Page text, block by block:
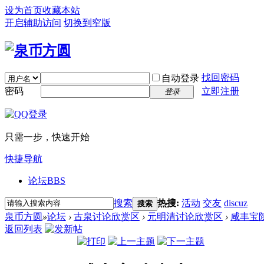
设为首页收藏本站
开启辅助访问 切换到窄版
自动登录 找回密码
密码
登录 立即注册
只需一步，快速开始
快捷导航
论坛BBS
搜索 搜索 热搜: 活动 交友 discuz
泉币方圆 »论坛 › 古泉讨论欣赏区 › 元明清讨论欣赏区 › 咸丰宝
返回列表